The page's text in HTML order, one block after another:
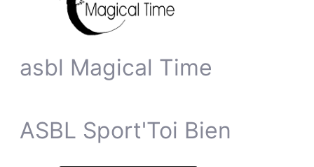
asbl Magical Time
ASBL Sport'Toi Bien